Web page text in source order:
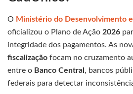
O Ministério do Desenvolvimento e
oficializou o Plano de Ação 2026
integridade dos pagamentos. As
fiscalização focam no cruzamento
entre o Banco Central , bancos
federais para detectar